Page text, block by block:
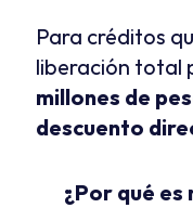
Para créditos
liberación total
millones de
descuento
¿Por qué